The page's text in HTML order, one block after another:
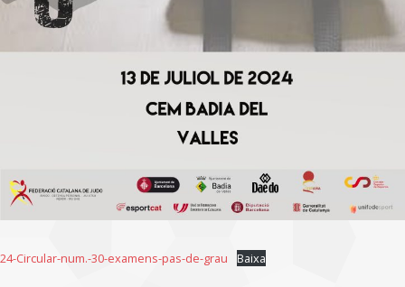
24-Circular-num.-30-examens-pas-de-grau Baixa